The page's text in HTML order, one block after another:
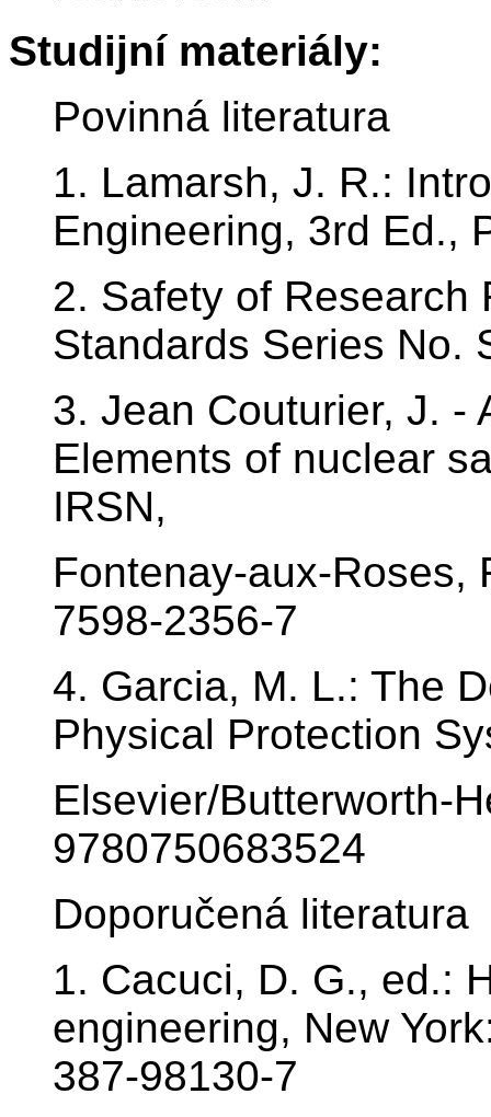
Studijní materiály:
Povinná literatura
1. Lamarsh, J. R.:
Engineering, 3rd Ed.,
2. Safety of Research
Standards Series No.
3. Jean Couturier, J. -
Elements of nuclear
IRSN,
Fontenay-aux-Roses,
7598-2356-7
4. Garcia, M. L.: The
Physical Protection
Elsevier/Butterworth-
9780750683524
Doporučená literatura
1. Cacuci, D. G., ed.:
engineering, New
387-98130-7